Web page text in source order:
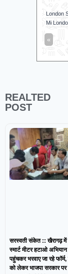
London
Mi
«
REALTED
POST
सरस्वती संकेत :: खैरागढ़ में
स्मार्ट मीटर हटाओ
पहुंचकर भरवाए जा रहे फॉर्म,
को लेकर भाजपा सरकार पर